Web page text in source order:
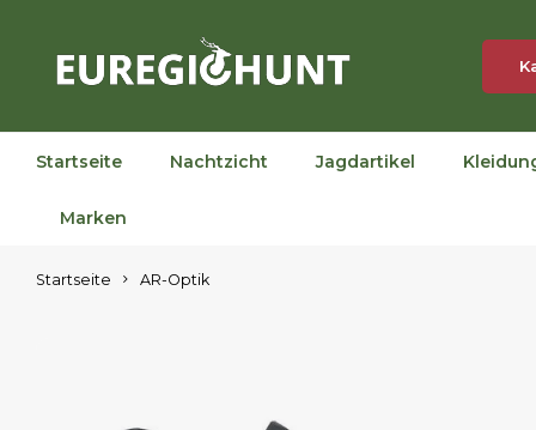
Startseite Nachtzicht Jagdartikel
Marken
Startseite AR-Optik